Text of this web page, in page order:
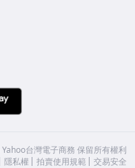
Yahoo台灣電子商務 保留所有權利
隱私權 拍賣使用規範 交易安全